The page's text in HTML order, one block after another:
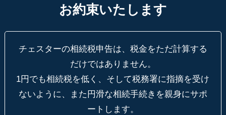
お約束いたします
チェスターの相続税申告は、税金をただ計算する
だけではありません。
1円でも相続税を低く、そして税務署に指摘を受け
ないように、
また円滑な相続手続きを親身にサポ
ートします。